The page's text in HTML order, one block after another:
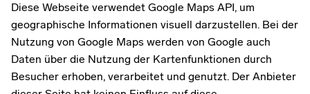
Diese Webseite verwendet Google Maps API, um
geographische Informationen visuell darzustellen. Bei der
Nutzung von Google Maps werden von Google auch
Daten über die Nutzung der Kartenfunktionen durch
Besucher erhoben, verarbeitet und genutzt. Der Anbieter